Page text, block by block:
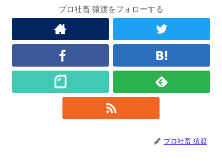
プロ社畜 猿渡をフォローする
プロ社畜 猿渡